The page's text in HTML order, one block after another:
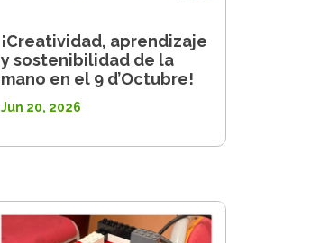
¡Creatividad, aprendizaje
y sostenibilidad de la
mano en el 9 d’Octubre!
Jun 20, 2026